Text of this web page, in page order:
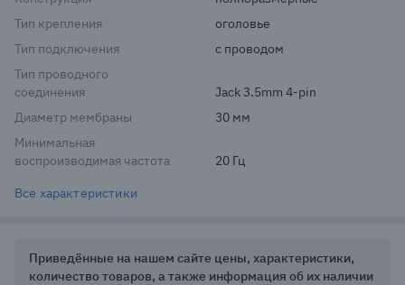
Тип крепления
оголовье
Тип подключения
с проводом
Тип проводного
соединения
Jack 3.5mm 4-pin
Диаметр мембраны
30 мм
Минимальная
воспроизводимая частота
20 Гц
Все характеристики
Приведённые на нашем сайте цены, характеристики,
количество товаров, а также информация об их наличии